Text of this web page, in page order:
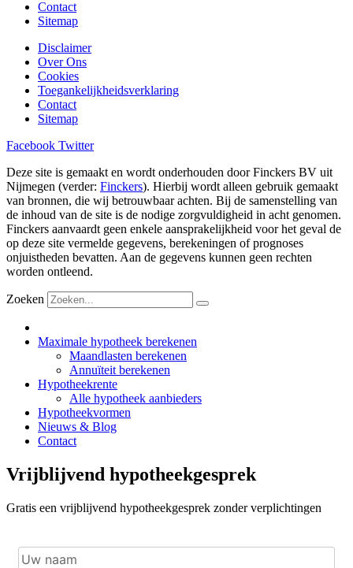
Contact
Sitemap
Disclaimer
Over Ons
Cookies
Toegankelijkheidsverklaring
Contact
Sitemap
Facebook Twitter
Deze site is gemaakt en wordt onderhouden door Finckers BV uit
Nijmegen (verder: Finckers). Hierbij wordt alleen gebruik gemaakt
van bronnen, die wij betrouwbaar achten. Bij de samenstelling van
de inhoud van de site is de nodige zorgvuldigheid in acht genomen.
Finckers aanvaardt geen enkele aansprakelijkheid voor het geval de
op deze site vermelde gegevens, berekeningen of prognoses
onjuistheden bevatten. Aan de gegevens kunnen geen rechten
worden ontleend.
Zoeken
Maximale hypotheek berekenen
Maandlasten berekenen
Annuïteit berekenen
Hypotheekrente
Alle hypotheek aanbieders
Hypotheekvormen
Nieuws & Blog
Contact
Vrijblijvend hypotheekgesprek
Gratis een vrijblijvend hypotheekgesprek zonder verplichtingen